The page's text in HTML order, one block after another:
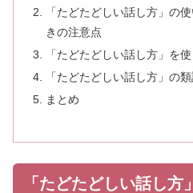
「たどたどしい話し方」の
きの注意点
「たどたどしい話し方」を
「たどたどしい話し方」の
まとめ
「たどたどしい話し方